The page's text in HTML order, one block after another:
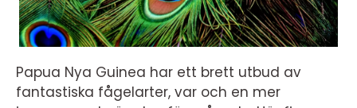
Papua Nya Guinea har ett brett utbud av
fantastiska fågelarter, var och en mer